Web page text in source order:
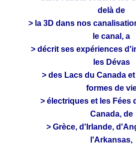
delà de
> la 3D dans nos
le canal, a
> décrit ses expériences
les Dévas
> des Lacs du Canada
formes de
> électriques et les Fées
Canada, de
> Grèce, d'Irlande,
l'Arkansas,